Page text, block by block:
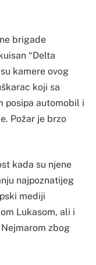
brigade
“Delta
kamere ovog
koji sa
posipa automobil i
Požar je brzo
kada su njene
najpoznatijeg
mediji
Lukasom, ali i
zbog